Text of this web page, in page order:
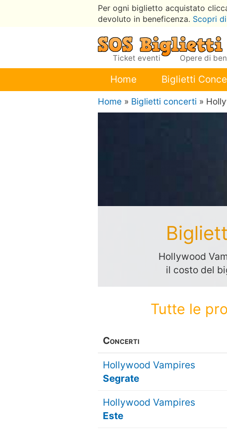
Per ogni biglietto acquistato
devoluto in beneficenza. Scopri
Ticket eventi Opere di
Home Biglietti
Home » Biglietti concerti »
Hollywood
il costo del
Tutte le
Concerti
Hollywood Vampires
Segrate
Hollywood Vampires
Este